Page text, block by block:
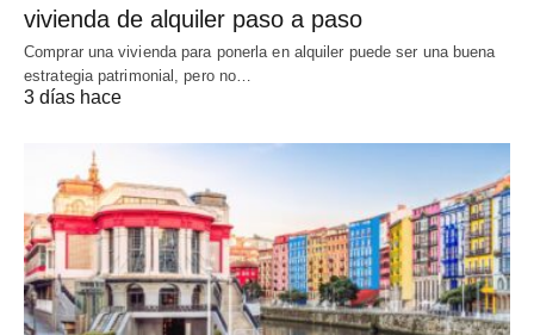
vivienda de alquiler paso a paso
Comprar una vivienda para ponerla en alquiler puede ser una buena
estrategia patrimonial, pero no…
3 días hace